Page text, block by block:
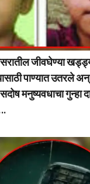
जीवघेण्या
पाण्यात उतरले
मनुष्यवधाचा गुन्हा